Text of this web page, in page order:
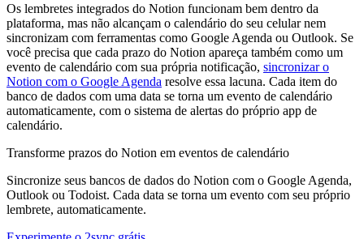
Os lembretes integrados do Notion funcionam bem dentro da
plataforma, mas não alcançam o calendário do seu celular nem
sincronizam com ferramentas como Google Agenda ou Outlook. Se
você precisa que cada prazo do Notion apareça também como um
evento de calendário com sua própria notificação, sincronizar o
Notion com o Google Agenda resolve essa lacuna. Cada item do
banco de dados com uma data se torna um evento de calendário
automaticamente, com o sistema de alertas do próprio app de
calendário.
Transforme prazos do Notion em eventos de calendário
Sincronize seus bancos de dados do Notion com o Google Agenda,
Outlook ou Todoist. Cada data se torna um evento com seu próprio
lembrete, automaticamente.